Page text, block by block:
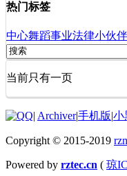
热门标签
中心舞蹈事业法律小伙伴
当前只有一页
| Archiver|手机版|小
Copyright © 2015-2019
Powered by rztec.cn ( 琼